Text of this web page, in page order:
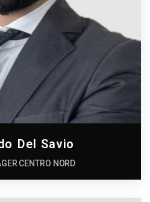
Del Savio
CENTRO NORD